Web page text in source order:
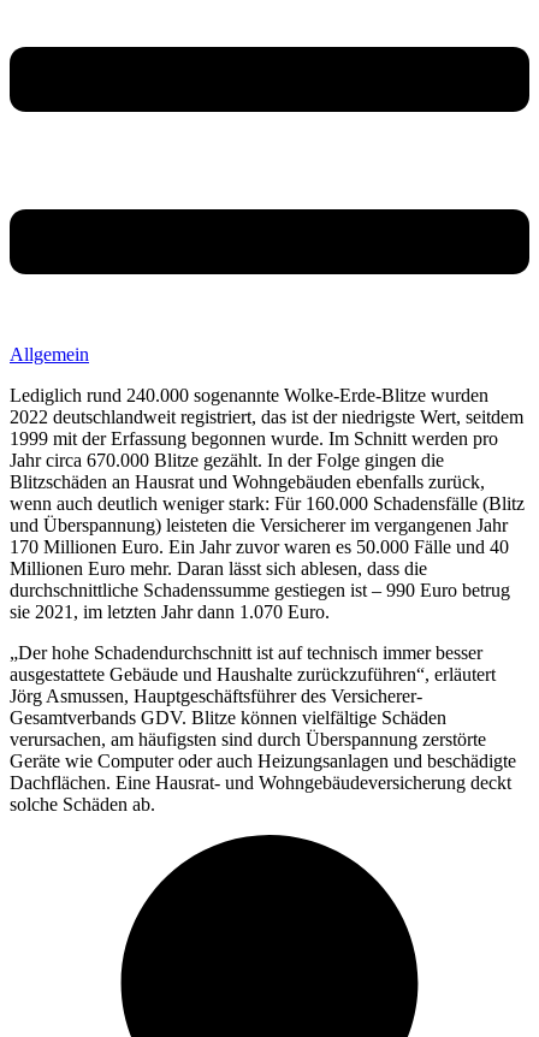
Allgemein
Lediglich rund 240.000 sogenannte Wolke-Erde-Blitze wurden
2022 deutschlandweit registriert, das ist der niedrigste Wert, seitdem
1999 mit der Erfassung begonnen wurde. Im Schnitt werden pro
Jahr circa 670.000 Blitze gezählt. In der Folge gingen die
Blitzschäden an Hausrat und Wohngebäuden ebenfalls zurück,
wenn auch deutlich weniger stark: Für 160.000 Schadensfälle (Blitz
und Überspannung) leisteten die Versicherer im vergangenen Jahr
170 Millionen Euro. Ein Jahr zuvor waren es 50.000 Fälle und 40
Millionen Euro mehr. Daran lässt sich ablesen, dass die
durchschnittliche Schadenssumme gestiegen ist – 990 Euro betrug
sie 2021, im letzten Jahr dann 1.070 Euro.
„Der hohe Schadendurchschnitt ist auf technisch immer besser
ausgestattete Gebäude und Haushalte zurückzuführen“, erläutert
Jörg Asmussen, Hauptgeschäftsführer des Versicherer-
Gesamtverbands GDV. Blitze können vielfältige Schäden
verursachen, am häufigsten sind durch Überspannung zerstörte
Geräte wie Computer oder auch Heizungsanlagen und beschädigte
Dachflächen. Eine Hausrat- und Wohngebäudeversicherung deckt
solche Schäden ab.